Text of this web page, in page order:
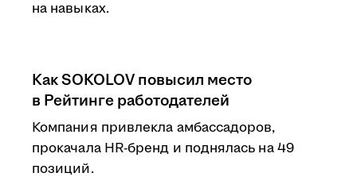
на навыках.
Как SOKOLOV повысил место
в Рейтинге работодателей
Компания привлекла амбассадоров,
прокачала HR-бренд и поднялась на 49
позиций.